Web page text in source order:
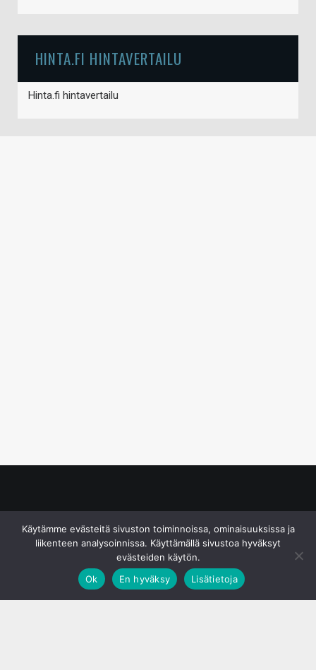
HINTA.FI HINTAVERTAILU
Hinta.fi hintavertailu
Käytämme evästeitä sivuston toiminnoissa, ominaisuuksissa ja
liikenteen analysoinnissa. Käyttämällä sivustoa hyväksyt
evästeiden käytön.
Ok
En hyväksy Lisätietoja